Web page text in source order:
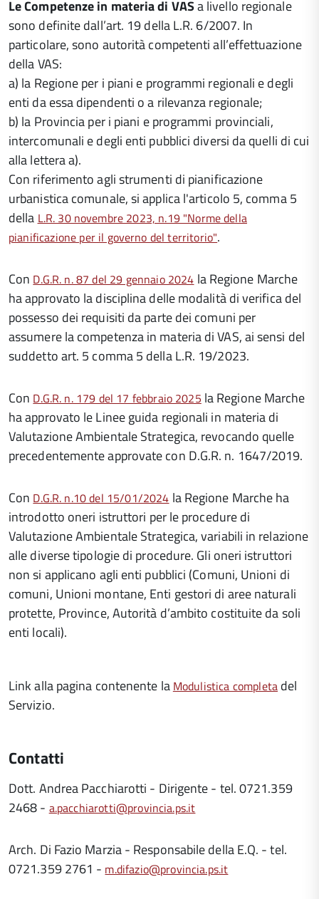
Le Competenze in materia di VASa livello regionale
sono definite dall’art. 19 della L.R. 6/2007. In
particolare, sono autorità competenti all’effettuazione
della VAS:
a) la Regione per i piani e programmi regionali e degli
enti da essa dipendenti o a rilevanza regionale;
b) la Provincia per i piani e programmi provinciali,
intercomunali e degli enti pubblici diversi da quelli di cui
alla lettera a).
Con riferimento agli strumenti di pianificazione
urbanistica comunale, si applica l'articolo 5, comma 5
della L.R. 30 novembre 2023, n.19 "Norme della
pianificazione per il governo del territorio".
Con D.G.R. n. 87 del 29 gennaio 2024 la Regione Marche
ha approvato la disciplina delle modalità di verifica del
possesso dei requisiti da parte dei comuni per
assumere la competenza in materia di VAS, ai sensi del
suddetto art. 5 comma 5 della L.R. 19/2023.
Con D.G.R. n. 179 del 17 febbraio 2025 la Regione Marche
ha approvato le Linee guida regionali in materia di
Valutazione Ambientale Strategica, revocando quelle
precedentemente approvate con D.G.R. n. 1647/2019.
Con D.G.R. n.10 del 15/01/2024 la Regione Marche ha
introdotto oneri istruttori per le procedure di
Valutazione Ambientale Strategica, variabili in relazione
alle diverse tipologie di procedure. Gli oneri istruttori
non si applicano agli enti pubblici (Comuni, Unioni di
comuni, Unioni montane, Enti gestori di aree naturali
protette, Province, Autorità d’ambito costituite da soli
enti locali).
Link alla pagina contenente la Modulistica completa del
Servizio.
Contatti
Dott. Andrea Pacchiarotti - Dirigente - tel. 0721.359
2468 - a.pacchiarotti@provincia.ps.it
Arch. Di Fazio Marzia - Responsabile della E.Q. - tel.
0721.359 2761 - m.difazio@provincia.ps.it